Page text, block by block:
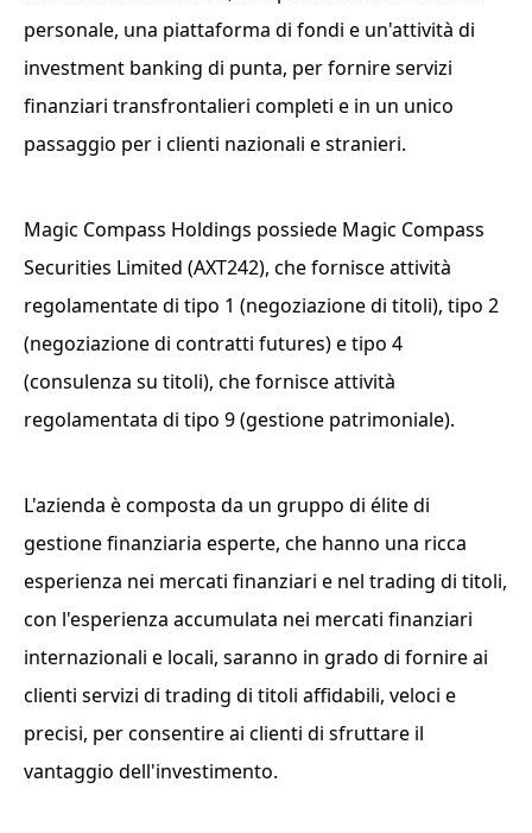
personale, una piattaforma di fondi e un'attività di
investment banking di punta, per fornire servizi
finanziari transfrontalieri completi e in un unico
passaggio per i clienti nazionali e stranieri.
Magic Compass Holdings possiede Magic Compass
Securities Limited (AXT242), che fornisce attività
regolamentate di tipo 1 (negoziazione di titoli), tipo 2
(negoziazione di contratti futures) e tipo 4
(consulenza su titoli), che fornisce attività
regolamentata di tipo 9 (gestione patrimoniale).
L'azienda è composta da un gruppo di élite di
gestione finanziaria esperte, che hanno una ricca
esperienza nei mercati finanziari e nel trading di titoli,
con l'esperienza accumulata nei mercati finanziari
internazionali e locali, saranno in grado di fornire ai
clienti servizi di trading di titoli affidabili, veloci e
precisi, per consentire ai clienti di sfruttare il
vantaggio dell'investimento.